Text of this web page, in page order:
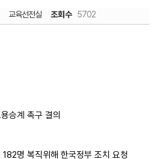
교육선전실 조회수 5702
승계 촉구 결의
명 복직위해 한국정부 조치 요청